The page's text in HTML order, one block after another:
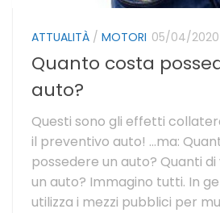
ATTUALITÀ / MOTORI 05/04/2020
Quanto costa
auto?
Questi sono gli effetti
il preventivo auto! …ma:
possedere un auto? Quanti
un auto? Immagino tutti. In
utilizza i mezzi pubblici per